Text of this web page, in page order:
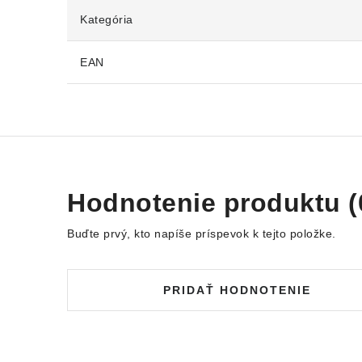
Kategória
EAN
Hodnotenie produktu
Buďte prvý, kto napíše príspevok k tejto položke.
PRIDAŤ HODNOTENIE